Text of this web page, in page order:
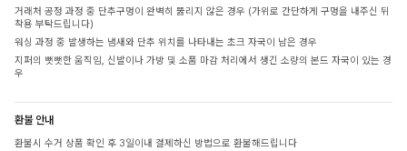
거래처 공정 과정 중 단추구멍이 완벽히 뚫리지 않은 경우 (가위로 간단하게 구멍을 내주신 뒤
착용 부탁드립니다)
워싱 과정 중 발생하는 냄새와 단추 위치를 나타내는 초크 자국이 남은 경우
지퍼의 뻣뻣한 움직임, 신발이나 가방 및 소품 마감 처리에서 생긴 소량의 본드 자국이 있는 경
우
환불 안내
환불시 수거 상품 확인 후 3일이내 결제하신 방법으로 환불해드립니다